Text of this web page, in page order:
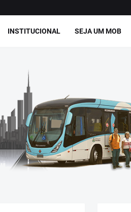
INSTITUCIONAL SEJA UM MOB